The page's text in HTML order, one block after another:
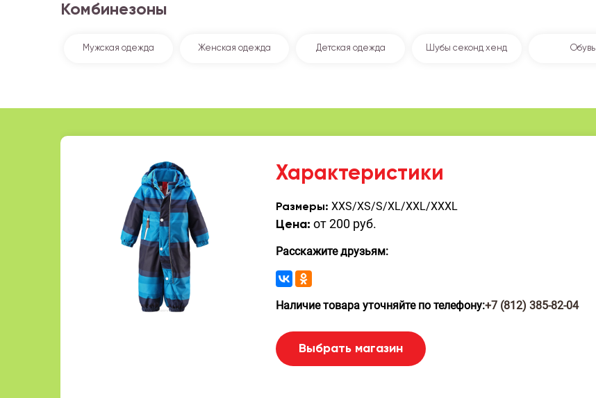
Комбинезоны
Мужская одежда Женская одежда Детская одежда Шубы секонд хенд Обувь
Характеристики
Размеры: XXS/XS/S/XL/XXL/XXXL
Цена: от 200 руб.
Расскажите друзьям:
Наличие товара уточняйте по телефону:+7 (812) 385-82-04
Выбрать магазин